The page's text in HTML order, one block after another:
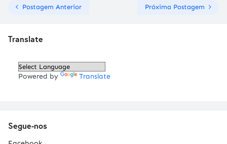
Postagem Anterior Próxima Postagem
Translate
Powered by Translate
Segue-nos